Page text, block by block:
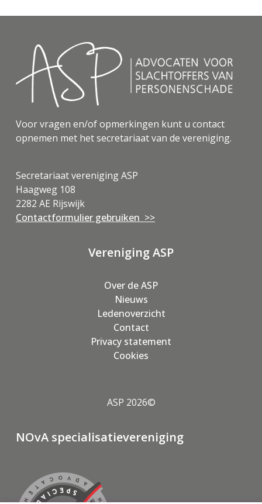
Voor vragen en/of opmerkingen kunt u contact
opnemen met het secretariaat van de vereniging.
Secretariaat vereniging ASP
Haagweg 108
2282 AE Rijswijk
Contactformulier gebruiken >>
Vereniging ASP
Over de ASP
Nieuws
Ledenoverzicht
Contact
Privacy statement
Cookies
ASP 2026©
NOvA specialisatievereniging